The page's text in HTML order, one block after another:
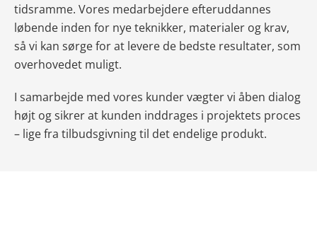
tidsramme. Vores medarbejdere efteruddannes
løbende inden for nye teknikker, materialer og krav,
så vi kan sørge for at levere de bedste resultater, som
overhovedet muligt.
I samarbejde med vores kunder vægter vi åben dialog
højt og sikrer at kunden inddrages i projektets proces
– lige fra tilbudsgivning til det endelige produkt.